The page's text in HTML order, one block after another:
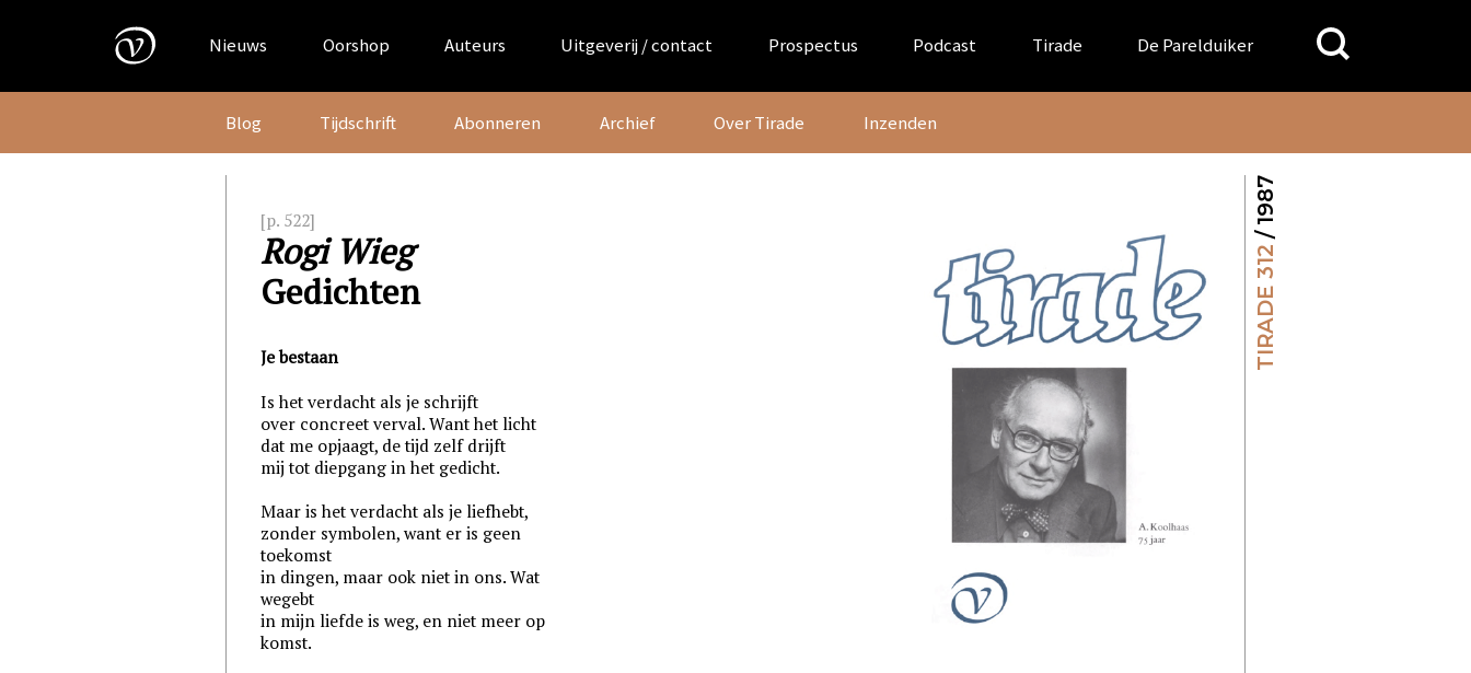
Nieuws Oorshop Auteurs Uitgeverij / contact Prospectus Podcast Tirade De Parelduiker
Search
for:
Blog Tijdschrift Abonneren Archief Over Tirade Inzenden
TIRADE 312
/ 1987
[p. 522]
Rogi Wieg
Gedichten
Je bestaan
Is het verdacht als je schrijft
over concreet verval. Want het licht
dat me opjaagt, de tijd zelf drijft
mij tot diepgang in het gedicht.
Maar is het verdacht als je liefhebt,
zonder symbolen, want er is geen
toekomst
in dingen, maar ook niet in ons. Wat
wegebt
in mijn liefde is weg, en niet meer op
komst.